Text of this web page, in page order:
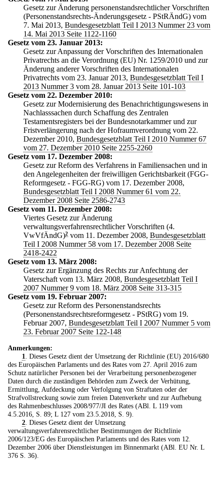
Gesetz zur Änderung personenstandsrechtlicher Vorschriften
(Personenstandsrechts-Änderungsgesetz - PStRÄndG) vom
7. Mai 2013, Bundesgesetzblatt Teil I 2013 Nummer 23 vom
14. Mai 2013 Seite 1122-1160
Gesetz vom 23. Januar 2013:
Gesetz zur Anpassung der Vorschriften des Internationalen
Privatrechts an die Verordnung (EU) Nr. 1259/2010 und zur
Änderung anderer Vorschriften des Internationalen
Privatrechts vom 23. Januar 2013, Bundesgesetzblatt Teil I
2013 Nummer 3 vom 28. Januar 2013 Seite 101-103
Gesetz vom 22. Dezember 2010:
Gesetz zur Modernisierung des Benachrichtigungswesens in
Nachlasssachen durch Schaffung des Zentralen
Testamentsregisters bei der Bundesnotarkammer und zur
Fristverlängerung nach der Hofraumverordnung vom 22.
Dezember 2010, Bundesgesetzblatt Teil I 2010 Nummer 67
vom 27. Dezember 2010 Seite 2255-2260
Gesetz vom 17. Dezember 2008:
Gesetz zur Reform des Verfahrens in Familiensachen und in
den Angelegenheiten der freiwilligen Gerichtsbarkeit (FGG-
Reformgesetz - FGG-RG) vom 17. Dezember 2008,
Bundesgesetzblatt Teil I 2008 Nummer 61 vom 22.
Dezember 2008 Seite 2586-2743
Gesetz vom 11. Dezember 2008:
Viertes Gesetz zur Änderung
verwaltungsverfahrensrechtlicher Vorschriften (4.
VwVfÄndG)2 vom 11. Dezember 2008, Bundesgesetzblatt
Teil I 2008 Nummer 58 vom 17. Dezember 2008 Seite
2418-2422
Gesetz vom 13. März 2008:
Gesetz zur Ergänzung des Rechts zur Anfechtung der
Vaterschaft vom 13. März 2008, Bundesgesetzblatt Teil I
2007 Nummer 9 vom 18. März 2008 Seite 313-315
Gesetz vom 19. Februar 2007:
Gesetz zur Reform des Personenstandsrechts
(Personenstandsrechtsreformgesetz - PStRG) vom 19.
Februar 2007, Bundesgesetzblatt Teil I 2007 Nummer 5 vom
23. Februar 2007 Seite 122-148
Anmerkungen:
1
. Dieses Gesetz dient der Umsetzung der Richtlinie (EU) 2016/680
des Europäischen Parlaments und des Rates vom 27. April 2016 zum
Schutz natürlicher Personen bei der Verarbeitung personenbezogener
Daten durch die zuständigen Behörden zum Zweck der Verhütung,
Ermittlung, Aufdeckung oder Verfolgung von Straftaten oder der
Strafvollstreckung sowie zum freien Datenverkehr und zur Aufhebung
des Rahmenbeschlusses 2008/977/JI des Rates (ABl. L 119 vom
4.5.2016, S. 89; L 127 vom 23.5.2018, S. 9).
2. Dieses Gesetz dient der Umsetzung
verwaltungsverfahrensrechtlicher Bestimmungen der Richtlinie
2006/123/EG des Europäischen Parlaments und des Rates vom 12.
Dezember 2006 über Dienstleistungen im Binnenmarkt (ABl. EU Nr. L
376 S. 36).